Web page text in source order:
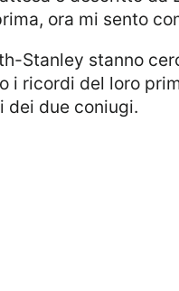
ora mi sento
i ricordi del loro
dei due coniugi.